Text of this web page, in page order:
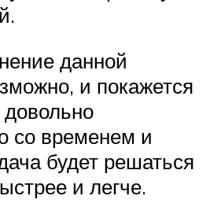
данной
и покажется
со временем и
будет решаться
и легче.